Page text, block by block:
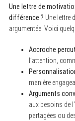
Une lettre de
différence ? Une lettre
argumentée. Voici
Accroche
l’attention,
manière
Arguments
aux besoins de
partagées ou
S